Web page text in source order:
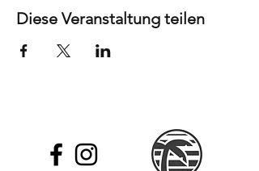
Diese Veranstaltung teilen